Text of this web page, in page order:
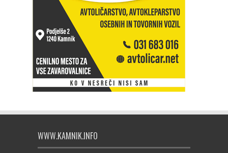
WWW.KAMNIK.INFO